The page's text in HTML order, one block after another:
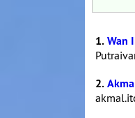
1.Wan
2.